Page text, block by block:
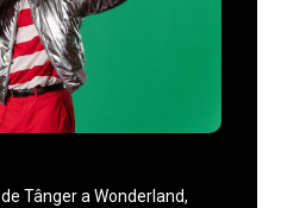
Tânger a Wonderland,